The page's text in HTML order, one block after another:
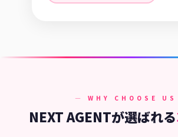
— WHY CHOOSE
NEXT AGENTが選ばれる